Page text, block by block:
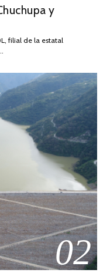
y
filial de la estatal
02